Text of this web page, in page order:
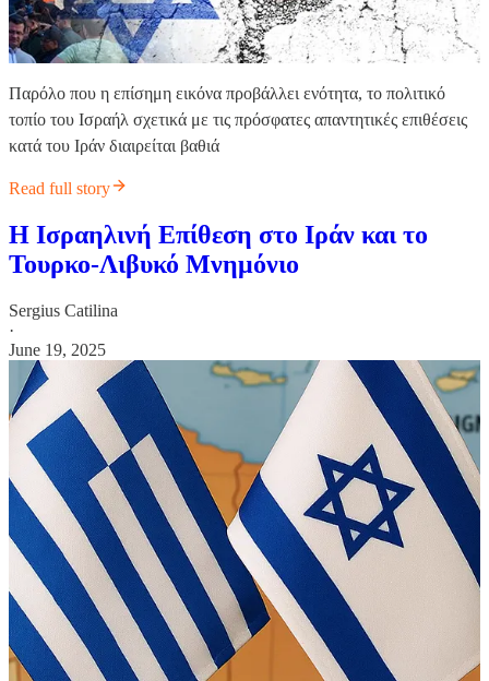
Παρόλο που η επίσημη εικόνα προβάλλει ενότητα, το πολιτικό
τοπίο του Ισραήλ σχετικά με τις πρόσφατες απαντητικές επιθέσεις
κατά του Ιράν διαιρείται βαθιά
Read full story
Η Ισραηλινή Επίθεση στο Ιράν και το
Τουρκο-Λιβυκό Μνημόνιο
Sergius Catilina
·
June 19, 2025